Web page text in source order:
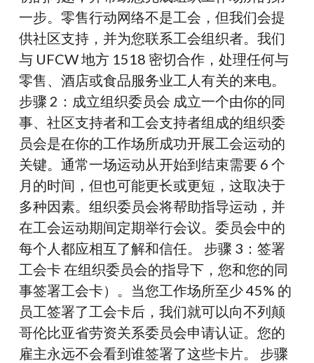
一步。零售行动网络不是工会，但我们会提
供社区支持，并为您联系工会组织者。我们
与 UFCW 地方 1518 密切合作，处理任何与
零售、酒店或食品服务业工人有关的来电。
步骤 2：成立组织委员会 成立一个由你的同
事、社区支持者和工会支持者组成的组织委
员会是在你的工作场所成功开展工会运动的
关键。通常一场运动从开始到结束需要 6 个
月的时间，但也可能更长或更短，这取决于
多种因素。组织委员会将帮助指导运动，并
在工会运动期间定期举行会议。委员会中的
每个人都应相互了解和信任。 步骤 3：签署
工会卡 在组织委员会的指导下，您和您的同
事签署工会卡）。当您工作场所至少 45% 的
员工签署了工会卡后，我们就可以向不列颠
哥伦比亚省劳资关系委员会申请认证。您的
雇主永远不会看到谁签署了这些卡片。 步骤